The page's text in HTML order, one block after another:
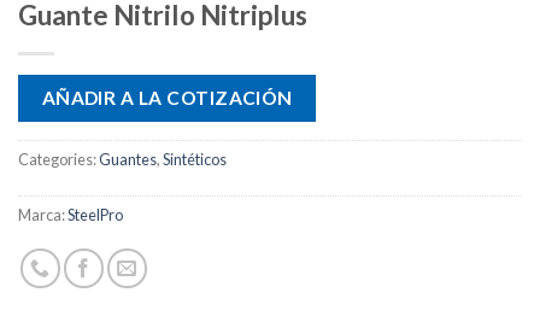
Guante Nitrilo Nitriplus
AÑADIR A LA COTIZACIÓN
Categories:Guantes,Sintéticos
Marca:SteelPro